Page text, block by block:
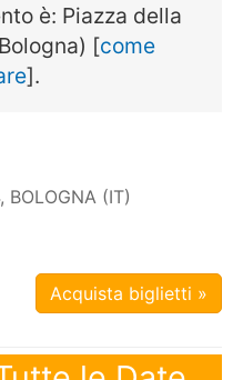
è: Piazza della
[come
].
(IT)
Acquista biglietti »